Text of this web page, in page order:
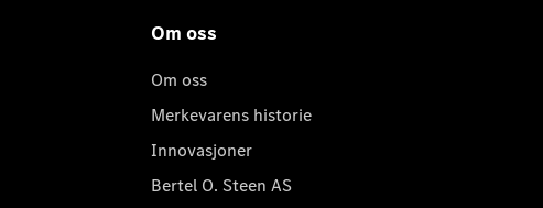
Om oss
Om oss
Merkevarens historie
Innovasjoner
Bertel O. Steen AS